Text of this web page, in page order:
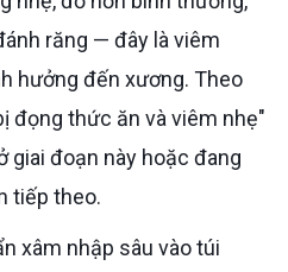
răng — đây là viêm
hưởng đến xương. Theo
đọng thức ăn và viêm nhẹ"
giai đoạn này hoặc đang
tiếp theo.